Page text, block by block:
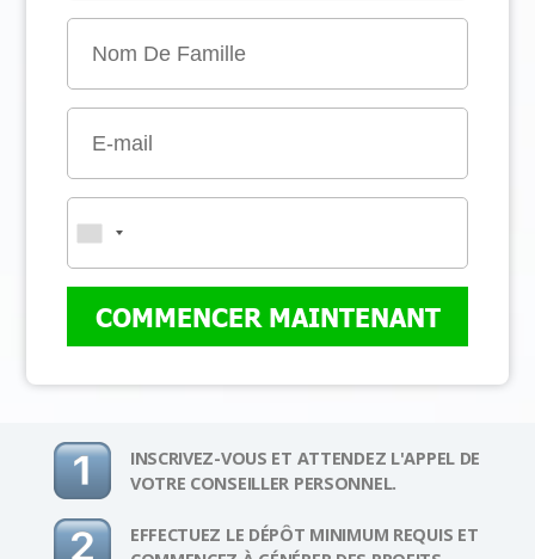
COMMENCER MAINTENANT
INSCRIVEZ-VOUS ET ATTENDEZ L'APPEL DE
VOTRE CONSEILLER PERSONNEL.
EFFECTUEZ LE DÉPÔT MINIMUM REQUIS ET